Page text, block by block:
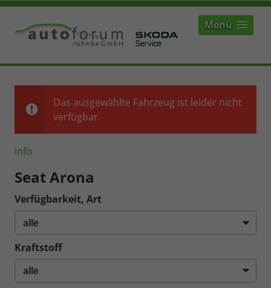
Menü
Das ausgewählte Fahrzeug ist leider nicht
verfügbar.
info
Seat Arona
Verfügbarkeit, Art
Kraftstoff